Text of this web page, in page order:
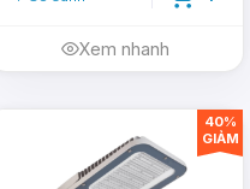
Xem nhanh
40%
GIẢM